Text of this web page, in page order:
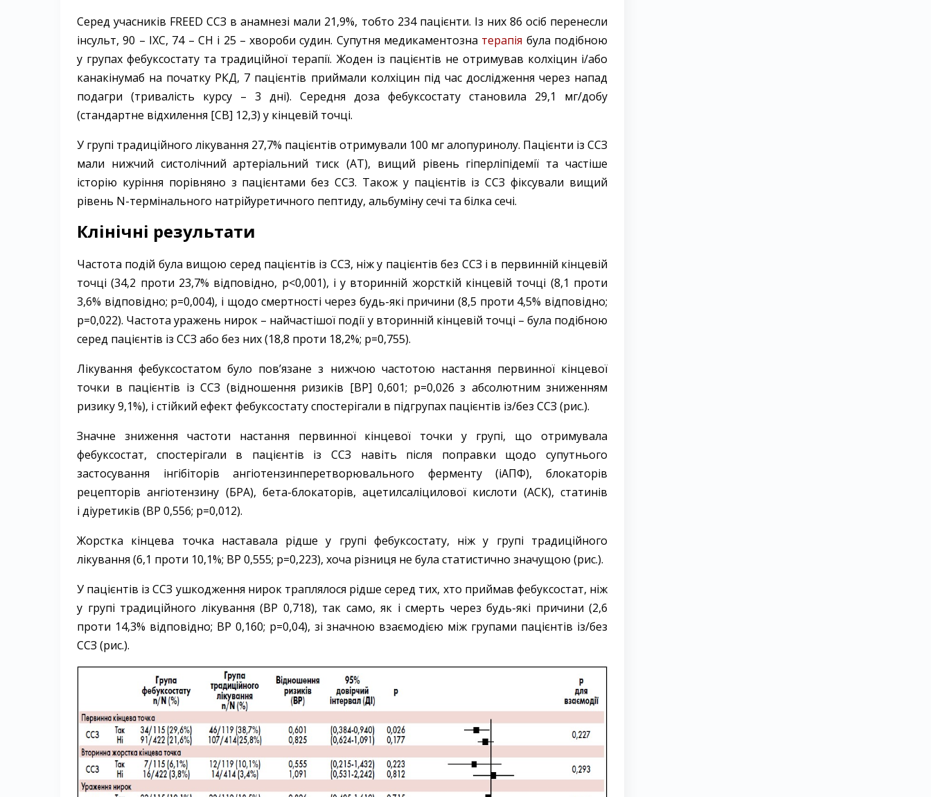
Серед учасників FREED ССЗ в анамнезі мали 21,9%, тобто 234 пацієнти. Із них 86 осіб перенесли
інсульт, 90 – ​ІХС, 74 – ​СН і 25 – ​хвороби судин. Супутня ­медикаментозна терапія була подібною
у групах ­фебуксостату та традиційної терапії. Жоден із паці­єнтів не отри­мував колхіцин і/або
канакінумаб на початку РКД, 7 пацієнтів приймали колхіцин під час дослід­жен­ня через напад
подагри (тривалість ­курсу – ​3 дні). ­Середня доза фебуксостату становила 29,1 мг/добу
(стандартне відхилення [СВ] 12,3) у кінцевій точці.
У групі традиційного лікування 27,7% пацієнтів отримували 100 мг алопуринолу. Пацієнти із ССЗ
мали нижчий систолічний артеріальний тиск (АТ), вищий рівень гіперліпідемії та частіше
історію куріння порівняно з пацієнтами без ССЗ. Також у пацієнтів із ССЗ фіксували вищий
рівень N-термінального натрійуретичного пептиду, альбуміну сечі та білка сечі.
Клінічні результати
Частота подій була вищою серед пацієнтів із ССЗ, ніж у пацієнтів без ССЗ і в первинній кінцевій
точці (34,2 проти 23,7% відповідно, p<0,001), і у вторинній жорсткій кінцевій ­точці (8,1 проти
3,6% відповідно; p=0,004), і щодо смертності через будь-які причини (8,5 проти 4,5% відповідно;
p=0,022). Частота уражень ­нирок – ​найчастішої події у вторинній кінцевій точці – ​була подібною
серед пацієнтів із ССЗ або без них (18,8 проти 18,2%; p=0,755).
Лікування фебуксостатом було пов’язане з нижчою частотою настання первинної кінцевої
точки в пацієнтів із ССЗ (відношення ризиків [ВР] 0,601; p=0,026 з абсолютним зниженням
ризику 9,1%), і стійкий ефект фебуксостату спосте­рігали в підгрупах пацієнтів із/без ССЗ (рис.).
Значне зниження частоти настання первинної кінцевої точки у групі, що отримувала
фебуксостат, спостерігали в пацієнтів із ССЗ навіть після поправки щодо супутнього
застосування інгібіторів ангіотензинперетворювального ферменту (іАПФ), блокаторів
рецепторів ангіотензину (БРА), бета-­блокаторів, ацетилсаліцилової кислоти (АСК), статинів
і діуретиків (ВР 0,556; p=0,012).
Жорстка кінцева точка наставала рідше у групі фебуксостату, ніж у групі традиційного
лікування (6,1 проти 10,1%; ВР 0,555; p=0,223), хоча різниця не була статистично значущою (рис.).
У пацієнтів із ССЗ ушкод­жен­ня нирок трап­лялося рідше серед тих, хто приймав фебуксостат, ніж
у групі традиційного лікування (ВР 0,718), так само, як і смерть через будь-які причини (2,6
проти 14,3% відповідно; ВР 0,160; p=0,04), зі значною взаємодією між групами пацієнтів із/без
ССЗ (рис.).